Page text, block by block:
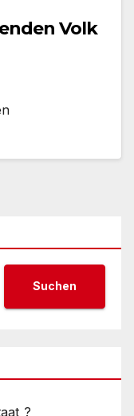
Volk
Suchen
?